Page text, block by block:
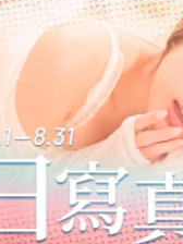
己並不孤單。
園》兩位易怒體質的主
書邊搖呼拉圈的特技
晚跟《湯姆的午夜花園
國》裡的阿奇徹底撒野然
吻、第一次性行為需要
先生妙小姐系列之嘮叨